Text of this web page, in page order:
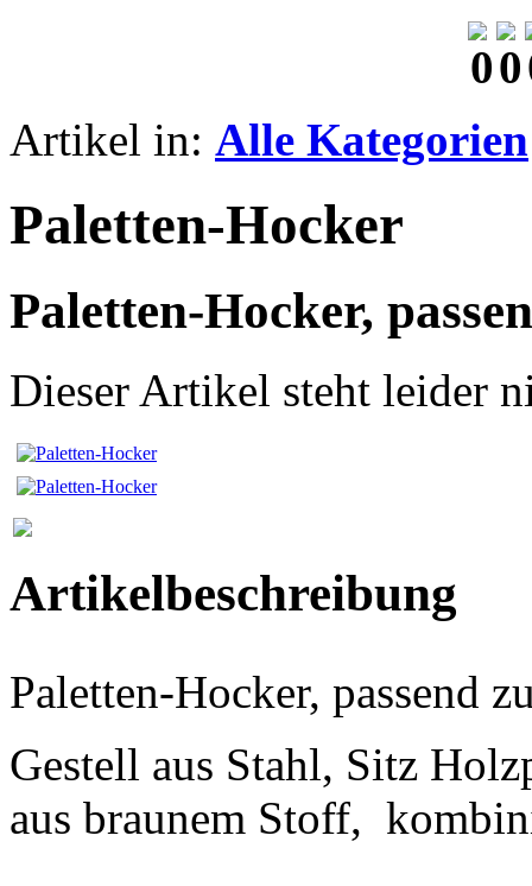
Artikel in: Alle Kategorien
Paletten-Hocker
Paletten-Hocker,
Dieser Artikel steht leider
Artikelbeschreibung
Paletten-Hocker, passend
Gestell aus Stahl, Sitz
aus braunem Stoff,